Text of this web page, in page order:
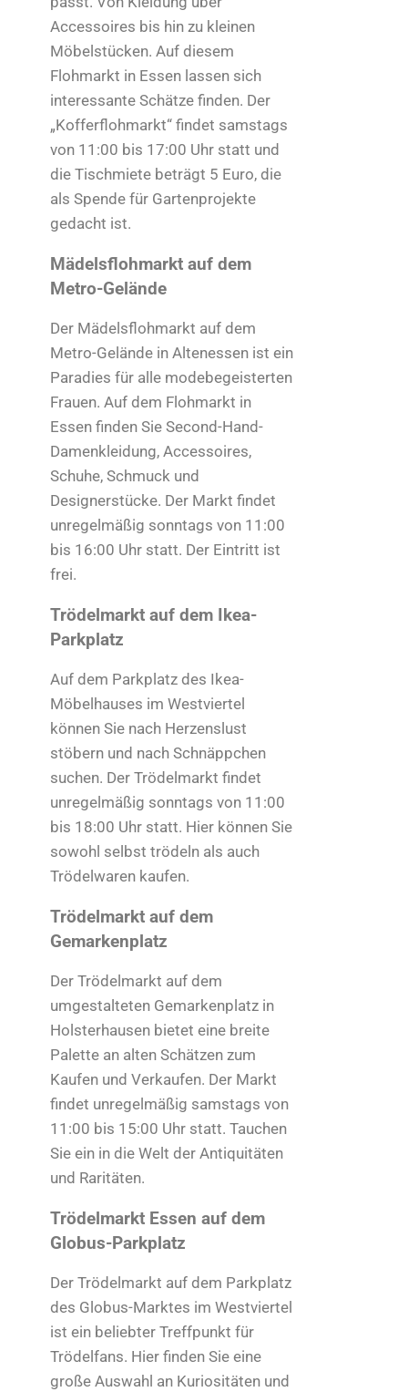
Accessoires bis hin zu kleinen
Möbelstücken. Auf diesem
Flohmarkt in Essen lassen sich
interessante Schätze finden. Der
„Kofferflohmarkt“ findet samstags
von 11:00 bis 17:00 Uhr statt und
die Tischmiete beträgt 5 Euro, die
als Spende für Gartenprojekte
gedacht ist.
Mädelsflohmarkt auf dem
Metro-Gelände
Der Mädelsflohmarkt auf dem
Metro-Gelände in Altenessen ist ein
Paradies für alle modebegeisterten
Frauen. Auf dem Flohmarkt in
Essen finden Sie Second-Hand-
Damenkleidung, Accessoires,
Schuhe, Schmuck und
Designerstücke. Der Markt findet
unregelmäßig sonntags von 11:00
bis 16:00 Uhr statt. Der Eintritt ist
frei.
Trödelmarkt auf dem Ikea-
Parkplatz
Auf dem Parkplatz des Ikea-
Möbelhauses im Westviertel
können Sie nach Herzenslust
stöbern und nach Schnäppchen
suchen. Der Trödelmarkt findet
unregelmäßig sonntags von 11:00
bis 18:00 Uhr statt. Hier können Sie
sowohl selbst trödeln als auch
Trödelwaren kaufen.
Trödelmarkt auf dem
Gemarkenplatz
Der Trödelmarkt auf dem
umgestalteten Gemarkenplatz in
Holsterhausen bietet eine breite
Palette an alten Schätzen zum
Kaufen und Verkaufen. Der Markt
findet unregelmäßig samstags von
11:00 bis 15:00 Uhr statt. Tauchen
Sie ein in die Welt der Antiquitäten
und Raritäten.
Trödelmarkt Essen auf dem
Globus-Parkplatz
Der Trödelmarkt auf dem Parkplatz
des Globus-Marktes im Westviertel
ist ein beliebter Treffpunkt für
Trödelfans. Hier finden Sie eine
große Auswahl an Kuriositäten und